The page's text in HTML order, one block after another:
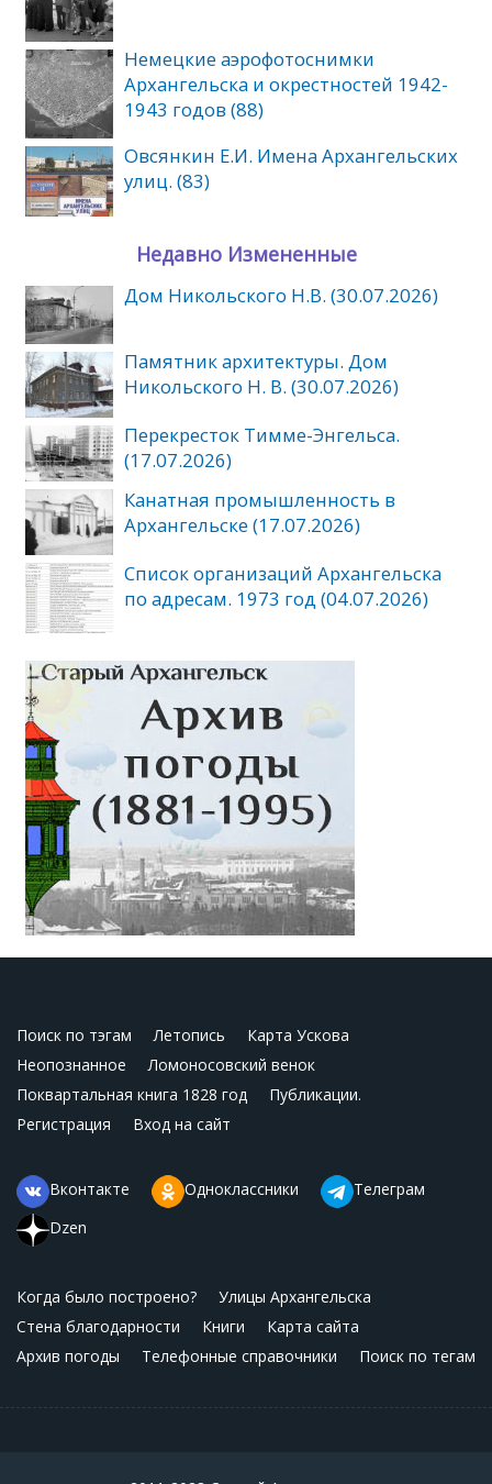
Немецкие аэрофотоснимки
Архангельска и окрестностей 1942-
1943 годов (88)
Овсянкин Е.И. Имена Архангельских
улиц. (83)
Недавно Измененные
Дом Никольского Н.В. (30.07.2026)
Памятник архитектуры. Дом
Никольского Н. В. (30.07.2026)
Перекресток Тимме-Энгельса.
(17.07.2026)
Канатная промышленность в
Архангельске (17.07.2026)
Список организаций Архангельска
по адресам. 1973 год (04.07.2026)
Поиск по тэгам Летопись
Карта Ускова
Неопознанное
Ломоносовский венок
Поквартальная книга 1828 год
Публикации.
Регистрация
Вход на сайт
Вконтакте Одноклассники
Телеграм
Dzen
Когда было построено?
Улицы Архангельска
Стена благодарности
Книги
Карта сайта
Архив погоды
Телефонные справочники Поиск по тегам